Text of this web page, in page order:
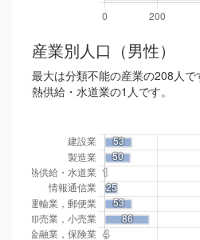
産業別人口（男性）
最大は分類不能の産業の208人で
熱供給・水道業の1人です。